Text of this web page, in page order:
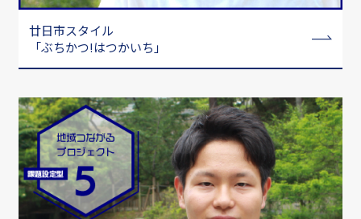
廿日市スタイル
「ぶちかつ!はつかいち」